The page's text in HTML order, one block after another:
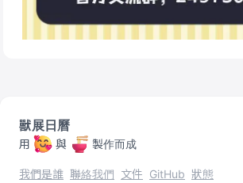
獸展日曆
用 與 製作而成
我們是誰 聯絡我們 文件 GitHub 狀態